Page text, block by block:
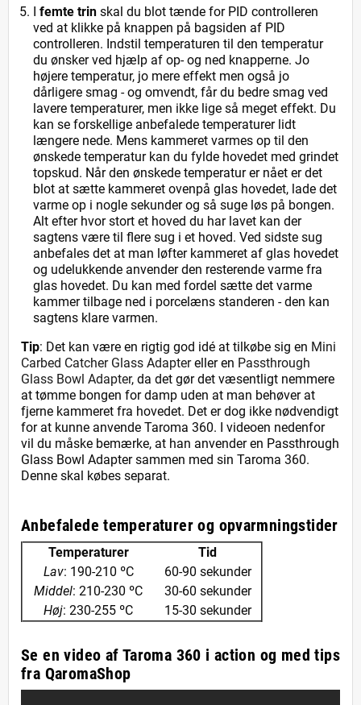
I femte trin skal du blot tænde for PID controlleren
ved at klikke på knappen på bagsiden af PID
controlleren. Indstil temperaturen til den temperatur
du ønsker ved hjælp af op- og ned knapperne. Jo
højere temperatur, jo mere effekt men også jo
dårligere smag - og omvendt, får du bedre smag ved
lavere temperaturer, men ikke lige så meget effekt. Du
kan se forskellige anbefalede temperaturer lidt
længere nede. Mens kammeret varmes op til den
ønskede temperatur kan du fylde hovedet med grindet
topskud. Når den ønskede temperatur er nået er det
blot at sætte kammeret ovenpå glas hovedet, lade det
varme op i nogle sekunder og så suge løs på bongen.
Alt efter hvor stort et hoved du har lavet kan der
sagtens være til flere sug i et hoved. Ved sidste sug
anbefales det at man løfter kammeret af glas hovedet
og udelukkende anvender den resterende varme fra
glas hovedet. Du kan med fordel sætte det varme
kammer tilbage ned i porcelæns standeren - den kan
sagtens klare varmen.
Tip: Det kan være en rigtig god idé at tilkøbe sig en Mini
Carbed Catcher Glass Adaptereller en Passthrough
Glass Bowl Adapter, da det gør det væsentligt nemmere
at tømme bongen for damp uden at man behøver at
fjerne kammeret fra hovedet. Det er dog ikke nødvendigt
for at kunne anvende Taroma 360. I videoen nedenfor
vil du måske bemærke, at han anvender en Passthrough
Glass Bowl Adapter sammen med sin Taroma 360.
Denne skal købes separat.
Anbefalede temperaturer og opvarmningstider
Temperaturer
Tid
Lav: 190-210 ºC
60-90 sekunder
Middel: 210-230 ºC
30-60 sekunder
Høj: 230-255 ºC 15-30 sekunder
Se en video af Taroma 360 i action og med tips
fra QaromaShop